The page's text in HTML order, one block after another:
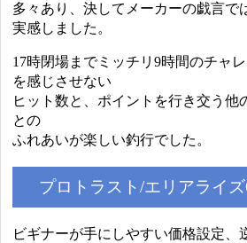
多々あり、決してメーカーの戯言で
実感しました。
17時閉場までミッチリ9時間のチャ
を感じさせない
ヒット数と、ポイントを行き交う他
との
ふれあいが楽しい釣行でした。
プロトラスト/エリアライ
ビギナーが手にしやすい価格設定、